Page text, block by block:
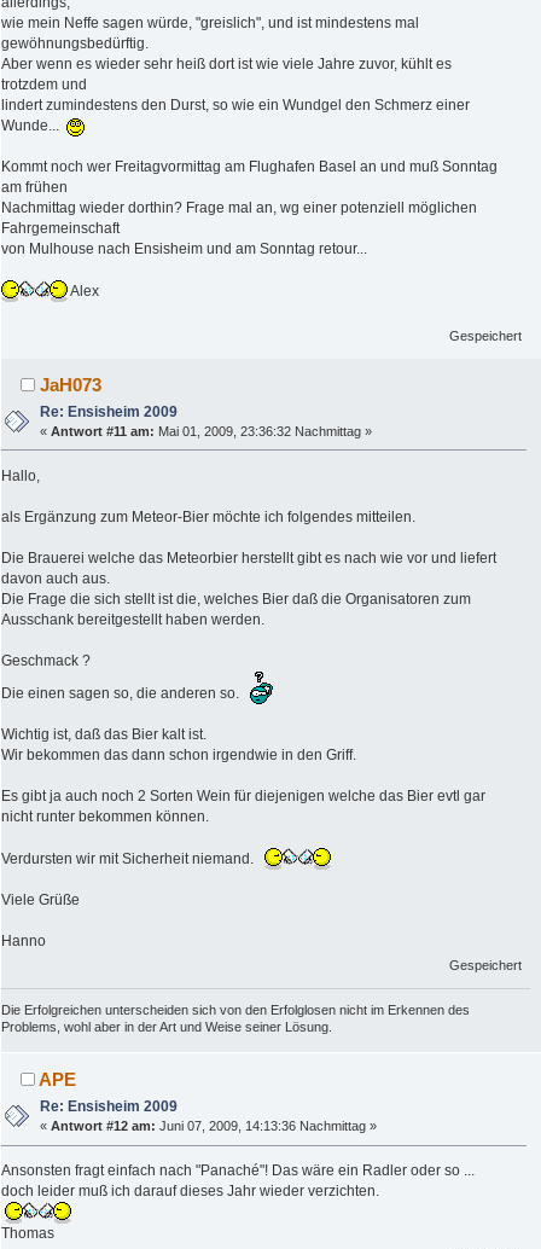
wie mein Neffe sagen würde, "greislich", und ist mindestens mal
gewöhnungsbedürftig.
Aber wenn es wieder sehr heiß dort ist wie viele Jahre zuvor, kühlt es
trotzdem und
lindert zumindestens den Durst, so wie ein Wundgel den Schmerz einer
Wunde...
Kommt noch wer Freitagvormittag am Flughafen Basel an und muß Sonntag
am frühen
Nachmittag wieder dorthin? Frage mal an, wg einer potenziell möglichen
Fahrgemeinschaft
von Mulhouse nach Ensisheim und am Sonntag retour...
Alex
Gespeichert
JaH073
Re: Ensisheim 2009
«Antwort #11 am: Mai 01, 2009, 23:36:32 Nachmittag »
Hallo,
als Ergänzung zum Meteor-Bier möchte ich folgendes mitteilen.
Die Brauerei welche das Meteorbier herstellt gibt es nach wie vor und liefert
davon auch aus.
Die Frage die sich stellt ist die, welches Bier daß die Organisatoren zum
Ausschank bereitgestellt haben werden.
Geschmack ?
Die einen sagen so, die anderen so.
Wichtig ist, daß das Bier kalt ist.
Wir bekommen das dann schon irgendwie in den Griff.
Es gibt ja auch noch 2 Sorten Wein für diejenigen welche das Bier evtl gar
nicht runter bekommen können.
Verdursten wir mit Sicherheit niemand.
Viele Grüße
Hanno
Gespeichert
Die Erfolgreichen unterscheiden sich von den Erfolglosen nicht im Erkennen des
Problems, wohl aber in der Art und Weise seiner Lösung.
APE
Re: Ensisheim 2009
«Antwort #12 am: Juni 07, 2009, 14:13:36 Nachmittag »
Ansonsten fragt einfach nach "Panaché"! Das wäre ein Radler oder so ...
doch leider muß ich darauf dieses Jahr wieder verzichten.
Thomas